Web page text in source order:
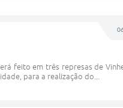
feito em três represas de
para a realização do...